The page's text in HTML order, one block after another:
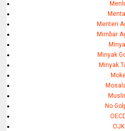
Menteri
Mimbar
Minyak
Minyak
No
OJK